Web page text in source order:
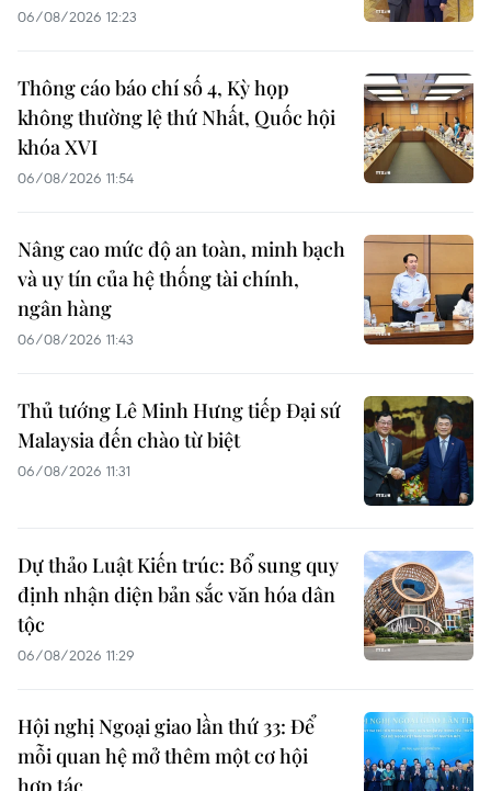
06/08/2026 12:23
Thông cáo báo chí số 4, Kỳ họp
không thường lệ thứ Nhất, Quốc hội
khóa XVI
06/08/2026 11:54
Nâng cao mức độ an toàn, minh bạch
và uy tín của hệ thống tài chính,
ngân hàng
06/08/2026 11:43
Thủ tướng Lê Minh Hưng tiếp Đại sứ
Malaysia đến chào từ biệt
06/08/2026 11:31
Dự thảo Luật Kiến trúc: Bổ sung quy
định nhận diện bản sắc văn hóa dân
tộc
06/08/2026 11:29
Hội nghị Ngoại giao lần thứ 33: Để
mỗi quan hệ mở thêm một cơ hội
hợp tác